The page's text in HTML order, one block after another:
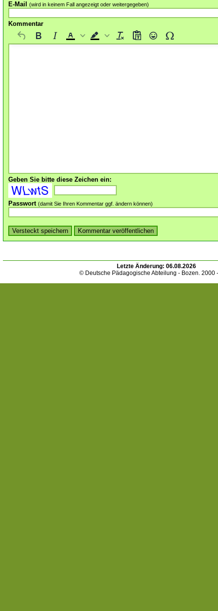
E-Mail (wird in keinem Fall angezeigt oder weitergegeben)
Kommentar
Geben Sie bitte diese Zeichen ein:
Passwort (damit Sie Ihren Kommentar ggf. ändern können)
Letzte Änderung: 06.08.2026
© Deutsche Pädagogische Abteilung - Bozen. 2000